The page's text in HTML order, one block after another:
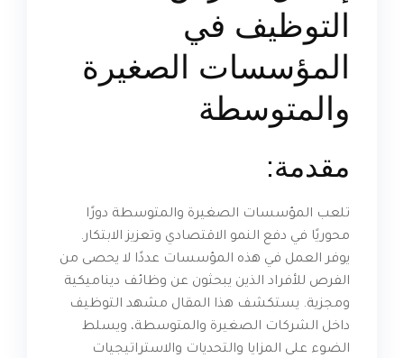
التوظيف في
المؤسسات الصغيرة
والمتوسطة
مقدمة:
تلعب المؤسسات الصغيرة والمتوسطة دورًا
محوريًا في دفع النمو الاقتصادي وتعزيز الابتكار.
يوفر العمل في هذه المؤسسات عددًا لا يحصى من
الفرص للأفراد الذين يبحثون عن وظائف ديناميكية
ومجزية. يستكشف هذا المقال مشهد التوظيف
داخل الشركات الصغيرة والمتوسطة، ويسلط
الضوء على المزايا والتحديات والاستراتيجيات